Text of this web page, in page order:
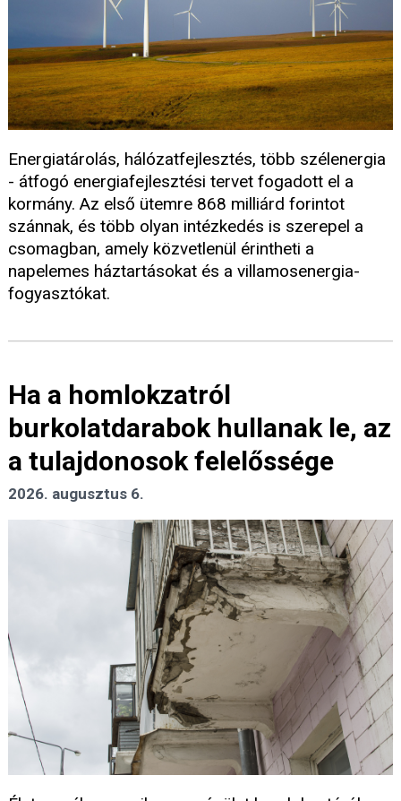
Energiatárolás, hálózatfejlesztés, több szélenergia
- átfogó energiafejlesztési tervet fogadott el a
kormány. Az első ütemre 868 milliárd forintot
szánnak, és több olyan intézkedés is szerepel a
csomagban, amely közvetlenül érintheti a
napelemes háztartásokat és a villamosenergia-
fogyasztókat.
Ha a homlokzatról
burkolatdarabok hullanak le, az
a tulajdonosok felelőssége
2026. augusztus 6.